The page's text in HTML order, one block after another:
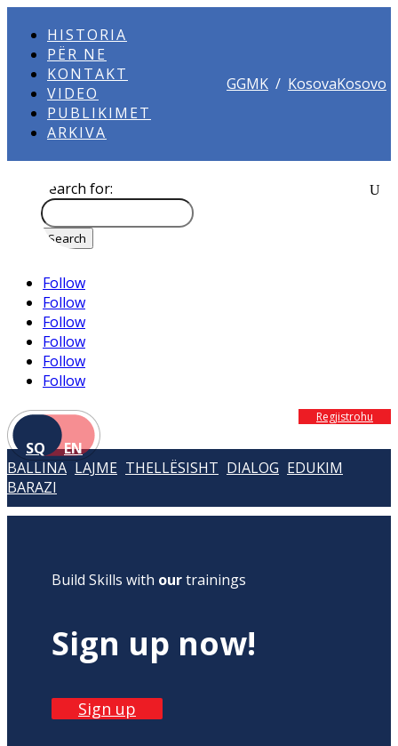
HISTORIA
PËR NE
KONTAKT
VIDEO
PUBLIKIMET
ARKIVA
GGMK / KosovaKosovo
Search for:
Follow
Follow
Follow
Follow
Follow
Follow
SQ EN
Regjistrohu
BALLINA LAJME THELLËSISHT DIALOG EDUKIM
BARAZI
Build Skills with ourtrainings
Sign up now!
Sign up